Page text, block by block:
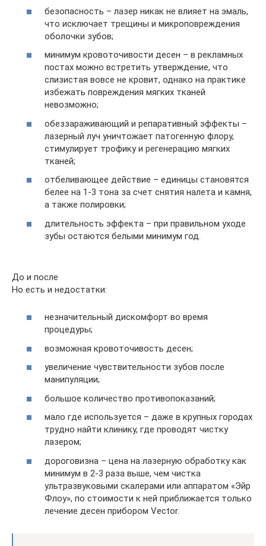
безопасность – лазер никак не влияет на эмаль,
что исключает трещины и микроповреждения
оболочки зубов;
минимум кровоточивости десен – в рекламных
постах можно встретить утверждение, что
слизистая вовсе не кровит, однако на практике
избежать повреждения мягких тканей
невозможно;
обеззараживающий и репаративный эффекты –
лазерный луч уничтожает патогенную флору,
стимулирует трофику и регенерацию мягких
тканей;
отбеливающее действие – единицы становятся
белее на 1-3 тона за счет снятия налета и камня,
а также полировки;
длительность эффекта – при правильном уходе
зубы остаются белыми минимум год.
До и после
Но есть и недостатки:
незначительный дискомфорт во время
процедуры;
возможная кровоточивость десен;
увеличение чувствительности зубов после
манипуляции;
большое количество противопоказаний;
мало где используется – даже в крупных городах
трудно найти клинику, где проводят чистку
лазером;
дороговизна – цена на лазерную обработку как
минимум в 2-3 раза выше, чем чистка
ультразвуковыми скалерами или аппаратом «Эйр
Флоу», по стоимости к ней приближается только
лечение десен прибором Vector.